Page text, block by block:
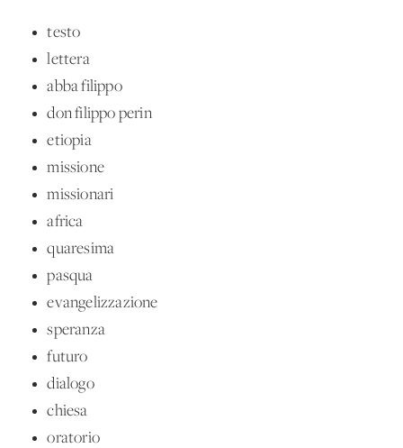
testo
lettera
abba filippo
don filippo perin
etiopia
missione
missionari
africa
quaresima
pasqua
evangelizzazione
speranza
futuro
dialogo
chiesa
oratorio